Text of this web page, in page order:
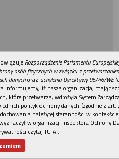
REKLAMA
Rozporządzenie Parlamentu
osób fizycznych w związku z
danychoraz uchylenia Dyrektywy 95/46/WE
informujemy, iż nasza organizacja, mając
które przetwarza, wdrożyła System
polityk ochrony danych (zgodnie z art.
należytej staranności w
w organizacji Inspektora Ochrony
czytaj TUTAJ.